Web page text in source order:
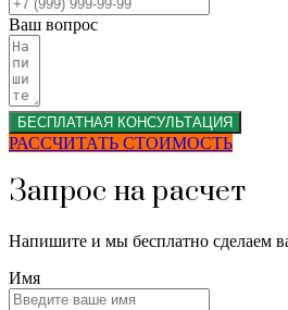
Ваш вопрос
БЕСПЛАТНАЯ КОНСУЛЬТАЦИЯ
РАССЧИТАТЬ СТОИМОСТЬ
Запрос на расчет
Напишите и мы бесплатно сделаем
Имя